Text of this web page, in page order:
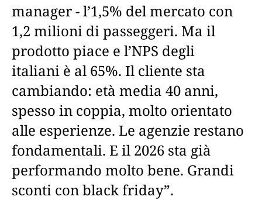
manager - l’1,5% del mercato con
1,2 milioni di passeggeri. Ma il
prodotto piace e l’NPS degli
italiani è al 65%. Il cliente sta
cambiando: età media 40 anni,
spesso in coppia, molto orientato
alle esperienze. Le agenzie restano
fondamentali. E il 2026 sta già
performando molto bene. Grandi
sconti con black friday”.